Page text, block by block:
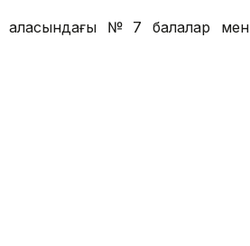
қаласындағы № 7 балалар мен